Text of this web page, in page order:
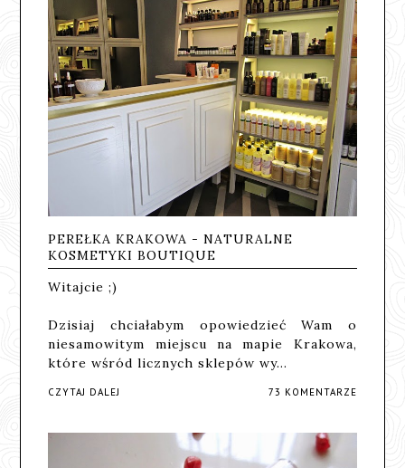
PEREŁKA KRAKOWA - NATURALNE
KOSMETYKI BOUTIQUE
Witajcie ;)
Dzisiaj chciałabym opowiedzieć Wam o
niesamowitym miejscu na mapie Krakowa,
które wśród licznych sklepów wy…
CZYTAJ DALEJ 73 KOMENTARZE